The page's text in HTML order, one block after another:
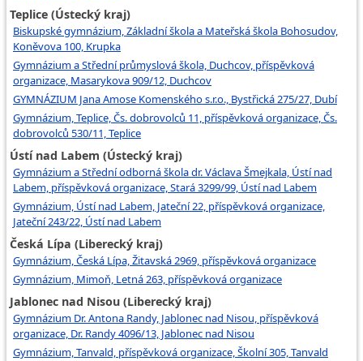
Teplice (Ústecký kraj)
Biskupské gymnázium, Základní škola a Mateřská škola Bohosudov,
Koněvova 100, Krupka
Gymnázium a Střední průmyslová škola, Duchcov, příspěvková
organizace, Masarykova 909/12, Duchcov
GYMNÁZIUM Jana Amose Komenského s.r.o., Bystřická 275/27, Dubí
Gymnázium, Teplice, Čs. dobrovolců 11, příspěvková organizace, Čs.
dobrovolců 530/11, Teplice
Ústí nad Labem (Ústecký kraj)
Gymnázium a Střední odborná škola dr. Václava Šmejkala, Ústí nad
Labem, příspěvková organizace, Stará 3299/99, Ústí nad Labem
Gymnázium, Ústí nad Labem, Jateční 22, příspěvková organizace,
Jateční 243/22, Ústí nad Labem
Česká Lípa (Liberecký kraj)
Gymnázium, Česká Lípa, Žitavská 2969, příspěvková organizace
Gymnázium, Mimoň, Letná 263, příspěvková organizace
Jablonec nad Nisou (Liberecký kraj)
Gymnázium Dr. Antona Randy, Jablonec nad Nisou, příspěvková
organizace, Dr. Randy 4096/13, Jablonec nad Nisou
Gymnázium, Tanvald, příspěvková organizace, Školní 305, Tanvald